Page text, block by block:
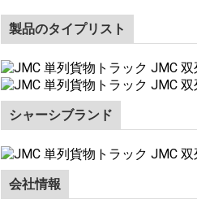
製品のタイプリスト
シャーシブランド
会社情報